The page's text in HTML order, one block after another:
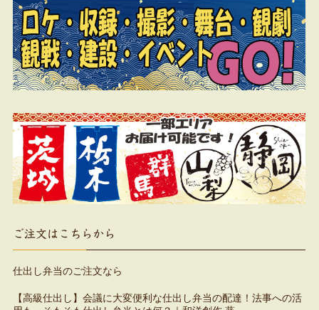
ご注文はこちらから
仕出し弁当のご注文なら
【高級仕出し】会議に大変便利な仕出し弁当の配達！法事への活